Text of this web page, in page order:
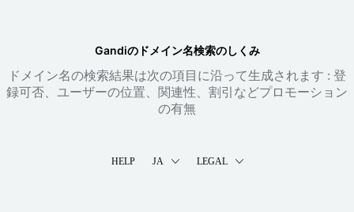
Gandiのドメイン名検索のしくみ
ドメイン名の検索結果は次の項目に沿って生成されます : 登
録可否、ユーザーの位置、関連性、割引などプロモーション
の有無
HELP JA LEGAL